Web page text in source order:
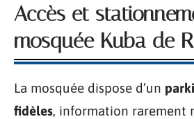
Accès et
mosquée Kuba de
La mosquée dispose d’un
fidèles, information rarement